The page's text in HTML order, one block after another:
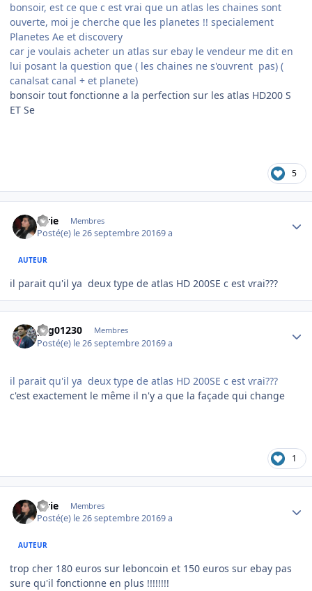
bonsoir, est ce que c est vrai que un atlas les chaines sont
ouverte, moi je cherche que les planetes !! specialement
Planetes Ae et discovery
car je voulais acheter un atlas sur ebay le vendeur me dit en
lui posant la question que ( les chaines ne s'ouvrent pas) (
canalsat canal + et planete)
bonsoir tout fonctionne a la perfection sur les atlas HD200 S
ET Se
5
lorie Membres
Posté(e) le 26 septembre 20169 a
AUTEUR
il parait qu'il ya deux type de atlas HD 200SE c est vrai???
psg01230 Membres
Posté(e) le 26 septembre 20169 a
il parait qu'il ya deux type de atlas HD 200SE c est vrai???
c'est exactement le même il n'y a que la façade qui change
1
lorie Membres
Posté(e) le 26 septembre 20169 a
AUTEUR
trop cher 180 euros sur leboncoin et 150 euros sur ebay pas
sure qu'il fonctionne en plus !!!!!!!!